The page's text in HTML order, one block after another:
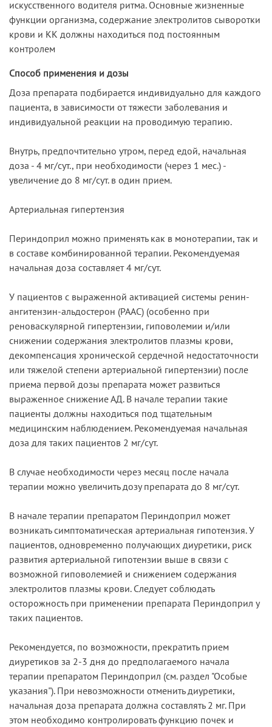
искусственного водителя ритма. Основные жизненные
функции организма, содержание электролитов сыворотки
крови и КК должны находиться под постоянным
контролем
Способ применения и дозы
Доза препарата подбирается индивидуально для каждого
пациента, в зависимости от тяжести заболевания и
индивидуальной реакции на проводимую терапию.
Внутрь, предпочтительно утром, перед едой, начальная
доза - 4 мг/сут., при необходимости (через 1 мес.) -
увеличение до 8 мг/сут. в один прием.
Артериальная гипертензия
Периндоприл можно применять как в монотерапии, так и
в составе комбинированной терапии. Рекомендуемая
начальная доза составляет 4 мг/сут.
У пациентов с выраженной активацией системы ренин-
ангитензин-альдостерон (РААС) (особенно при
реноваскулярной гипертензии, гиповолемии и/или
снижении содержания электролитов плазмы крови,
декомпенсация хронической сердечной недостаточности
или тяжелой степени артериальной гипертензии) после
приема первой дозы препарата может развиться
выраженное снижение АД. В начале терапии такие
пациенты должны находиться под тщательным
медицинским наблюдением. Рекомендуемая начальная
доза для таких пациентов 2 мг/сут.
В случае необходимости через месяц после начала
терапии можно увеличить дозу препарата до 8 мг/сут.
В начале терапии препаратом Периндоприл может
возникать симптоматическая артериальная гипотензия. У
пациентов, одновременно получающих диуретики, риск
развития артериальной гипотензии выше в связи с
возможной гиповолемией и снижением содержания
электролитов плазмы крови. Следует соблюдать
осторожность при применении препарата Периндоприл у
таких пациентов.
Рекомендуется, по возможности, прекратить прием
диуретиков за 2-3 дня до предполагаемого начала
терапии препаратом Периндоприл (см. раздел "Особые
указания"). При невозможности отменить диуретики,
начальная доза препарата должна составлять 2 мг. При
этом необходимо контролировать функцию почек и